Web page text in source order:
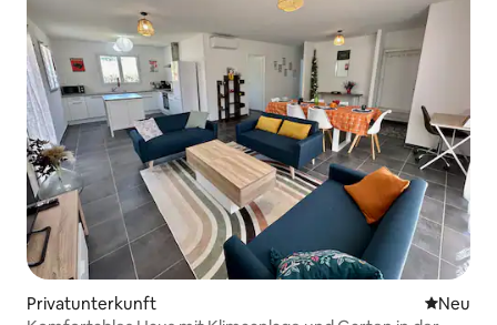
Privatunterkunft Neue
Neu